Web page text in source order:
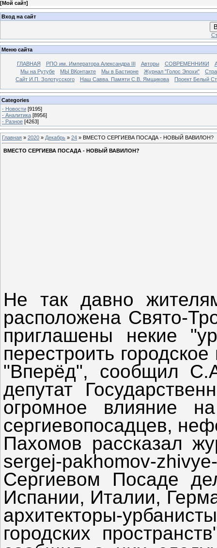
[Мой сайт]
Вход на сайт
Меню сайта
ГЛАВНАЯ РПО им. Императора Александра III Авторы СОВРЕМЕННИКИ
Мы на Рутубе
МЫ ВКонтакте Мы в Бастионе Журнал "Голос Эпохи"
Сайт И.П. Золотусского
Наш Савва. Памяти С.В. Ямщикова Проект Белый
Categories
- Новости [9195]
- Аналитика [8956]
- Разное [4263]
Главная » 2020 » Декабрь » 24 » ВМЕСТО СЕРГИЕВА ПОСАДА - НОВЫЙ ВАВИЛОН?
ВМЕСТО СЕРГИЕВА ПОСАДА - НОВЫЙ ВАВИЛОН?
Не так давно
расположена Свято-
приглашены некие
перестроить
"Вперёд", сообщил
депутат
огромное влияние
сергиевопосадцев,
Пахомов рассказал
sergej-pakhomov-
Сергиевом Посаде
Испании, Италии,
архитекторы-
городских